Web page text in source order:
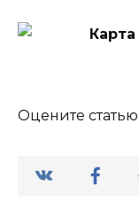
Оцените статью